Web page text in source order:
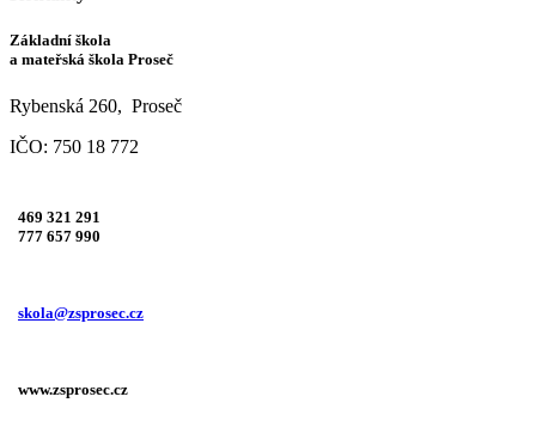
Základní škola
a mateřská škola Proseč
Rybenská 260, Proseč
IČO: 750 18 772
469 321 291
777 657 990
skola@zsprosec.cz
www.zsprosec.cz